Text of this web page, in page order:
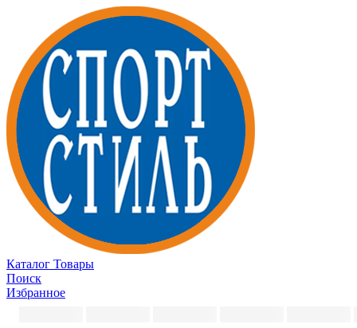
Каталог Товары
Поиск
Избранное